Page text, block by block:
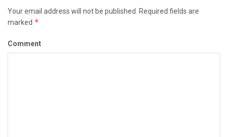
Your email address will not be published. Required fields are
marked *
Comment